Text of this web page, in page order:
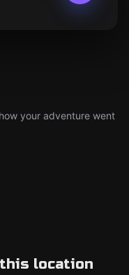
your adventure went
location